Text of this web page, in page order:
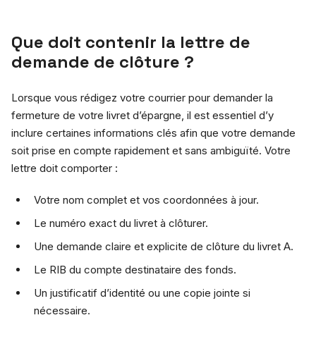
Que doit contenir la lettre de
demande de clôture ?
Lorsque vous rédigez votre courrier pour demander la
fermeture de votre livret d’épargne, il est essentiel d’y
inclure certaines informations clés afin que votre demande
soit prise en compte rapidement et sans ambiguïté. Votre
lettre doit comporter :
Votre nom complet et vos coordonnées à jour.
Le numéro exact du livret à clôturer.
Une demande claire et explicite de clôture du livret A.
Le RIB du compte destinataire des fonds.
Un justificatif d’identité ou une copie jointe si
nécessaire.